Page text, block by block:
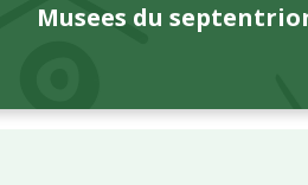
Musees du